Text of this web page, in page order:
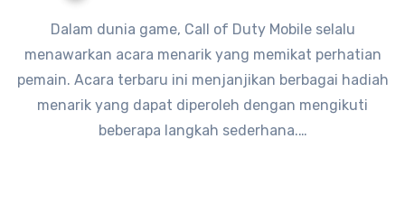
Dalam dunia game, Call of Duty Mobile selalu
menawarkan acara menarik yang memikat perhatian
pemain. Acara terbaru ini menjanjikan berbagai hadiah
menarik yang dapat diperoleh dengan mengikuti
beberapa langkah sederhana.…